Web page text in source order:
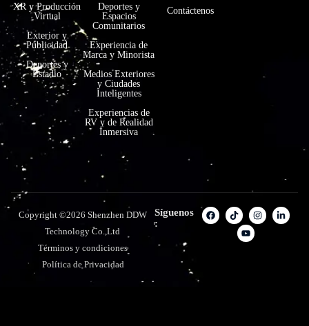
XR y Producción
Virtual
Exterior y
Publicidad
Deportes y
Estadio
Deportes y
Espacios
Comunitarios
Experiencia de
Marca y Minorista
Medios Exteriores
y Ciudades
Inteligentes
Experiencias de
RV y de Realidad
Inmersiva
Contáctenos
Copyright ©2026 Shenzhen DDW
Technology Co.,Ltd
Términos y condiciones
Política de Privacidad
Síguenos
: